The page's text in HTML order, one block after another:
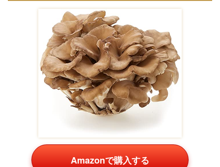
Amazonで購入する